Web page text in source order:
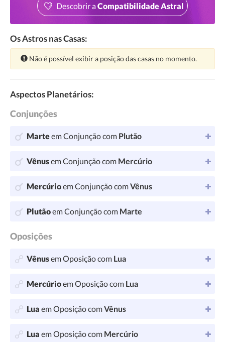
Descobrir aCompatibilidade Astral
Os Astros nas Casas:
Atenção:
Não é possível exibir a posição das casas no momento.
Aspectos Planetários:
Conjunções
Marteem Conjunção com Plutão
Vênusem Conjunção com Mercúrio
Mercúrioem Conjunção comVênus
Plutãoem Conjunção com Marte
Oposições
Vênusem Oposição com Lua
Mercúrioem Oposição com Lua
Lua em Oposição comVênus
Lua em Oposição com Mercúrio